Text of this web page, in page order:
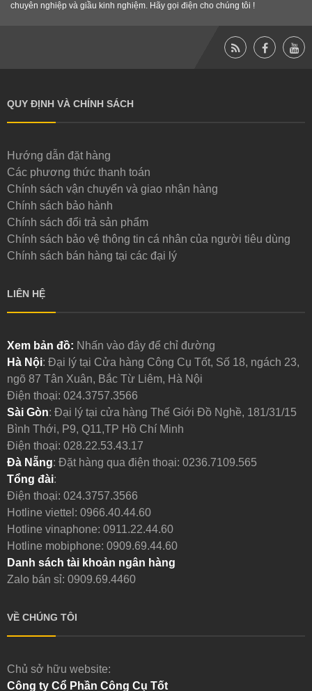
chuyên nghiệp và giầu kinh nghiệm. Hãy gọi điện cho chúng tôi !
QUY ĐỊNH VÀ CHÍNH SÁCH
Hướng dẫn đặt hàng
Các phương thức thanh toán
Chính sách vận chuyển và giao nhận hàng
Chính sách bảo hành
Chính sách đổi trả sản phẩm
Chính sách bảo vệ thông tin cá nhân của người tiêu dùng
Chính sách bán hàng tại các đại lý
LIÊN HỆ
Xem bản đồ: Nhấn vào đây để chỉ đường
Hà Nội: Đại lý tại Cửa hàng Công Cụ Tốt, Số 18, ngách 23,
ngõ 87 Tân Xuân, Bắc Từ Liêm, Hà Nội
Điện thoại: 024.3757.3566
Sài Gòn: Đại lý tại cửa hàng Thế Giới Đồ Nghề, 181/31/15
Bình Thới, P9, Q11,TP Hồ Chí Minh
Điện thoại: 028.22.53.43.17
Đà Nẵng: Đặt hàng qua điện thoại: 0236.7109.565
Tổng đài:
Điện thoại: 024.3757.3566
Hotline viettel: 0966.40.44.60
Hotline vinaphone: 0911.22.44.60
Hotline mobiphone: 0909.69.44.60
Danh sách tài khoản ngân hàng
Zalo bán sỉ: 0909.69.4460
VỀ CHÚNG TÔI
Chủ sở hữu website:
Công ty Cổ Phần Công Cụ Tốt